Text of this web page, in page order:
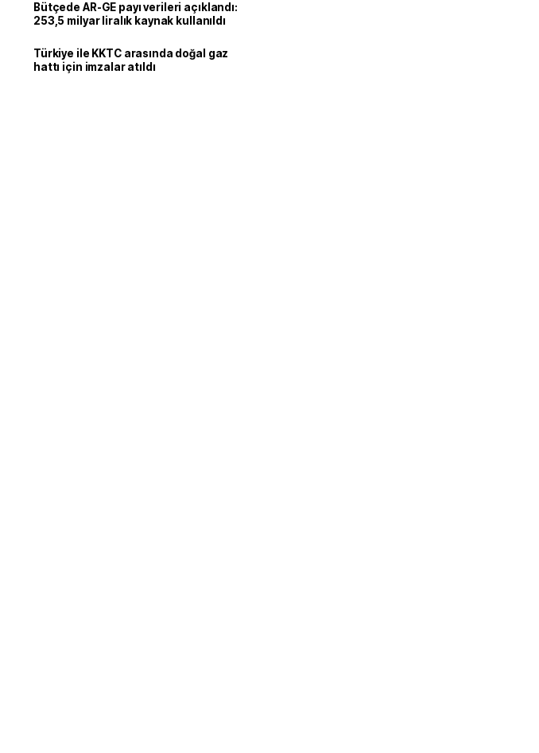
Bütçede AR-GE payı verileri açıklandı:
253,5 milyar liralık kaynak kullanıldı
Türkiye ile KKTC arasında doğal gaz
hattı için imzalar atıldı